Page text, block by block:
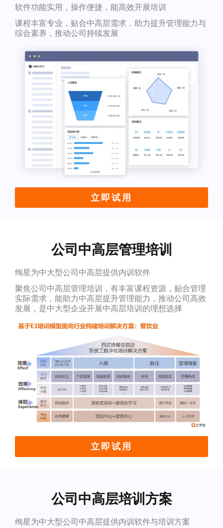
软件功能实用，操作便捷，能高效开展培训
课程丰富专业，贴合中高层需求，助力提升管理能力与
综合素养，推动公司持续发展
立即试用
公司中高层管理培训
绚星为中大型公司中高层提供内训软件
聚焦公司中高层管理培训，有丰富课程资源，贴合管理
实际需求，能助力中高层提升管理能力，推动公司高效
发展，是中大型企业开展中高层培训的理想选择
立即试用
公司中高层培训方案
绚星为中大型公司中高层提供内训软件与培训方案